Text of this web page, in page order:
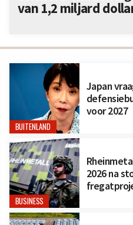
BUITENLAND
Japan
voor 2027
BUSINESS
2026 na
van 1,2 miljard